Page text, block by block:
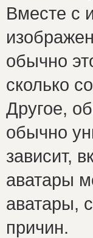
Вместе с
обычно
сколько
Другое,
обычно
зависит,
аватары
аватары,
причин.